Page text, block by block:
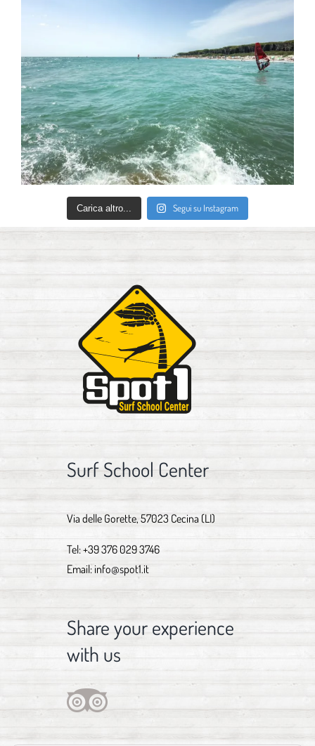
Carica altro... Segui su Instagram
Surf School Center
Via delle Gorette, 57023 Cecina (LI)
Tel:+39 376 029 3746
Email: info@spot1.it
Share your experience
with us